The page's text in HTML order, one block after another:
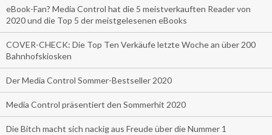
eBook-Fan? Media Control hat die 5 meistverkauften Reader von
2020 und die Top 5 der meistgelesenen eBooks
COVER-CHECK: Die Top Ten Verkäufe letzte Woche an über 200
Bahnhofskiosken
Der Media Control Sommer-Bestseller 2020
Media Control präsentiert den Sommerhit 2020
Die Bitch macht sich nackig aus Freude über die Nummer 1